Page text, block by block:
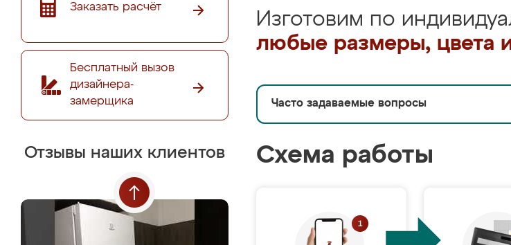
Заказать расчёт
Бесплатный вызов
дизайнера-
замерщика
Отзывы наших клиентов
Изготовим по
любые размеры, цвета
Часто задаваемые вопросы
Схема работы